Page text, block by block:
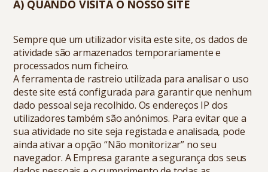
A) QUANDO VISITA O NOSSO SITE
Sempre que um utilizador visita este site, os dados de
atividade são armazenados temporariamente e
processados num ficheiro.
A ferramenta de rastreio utilizada para analisar o uso
deste site está configurada para garantir que nenhum
dado pessoal seja recolhido. Os endereços IP dos
utilizadores também são anónimos. Para evitar que a
sua atividade no site seja registada e analisada, pode
ainda ativar a opção “Não monitorizar” no seu
navegador. A Empresa garante a segurança dos seus